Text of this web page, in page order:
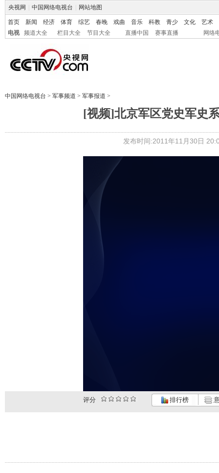
央视网 中国网络电视台 网站地图
首页 新闻 经济 体育 综艺 春晚 戏曲 音乐 科教 青少 文化
艺术
电视
频道大全 栏目大全 节目大全 直播中国 赛事直播 网络
中国网络电视台 > 军事频道 > 军事报道 >
[视频]北京军区党史军史
发布时间:2011年11月30日
评分 排行榜